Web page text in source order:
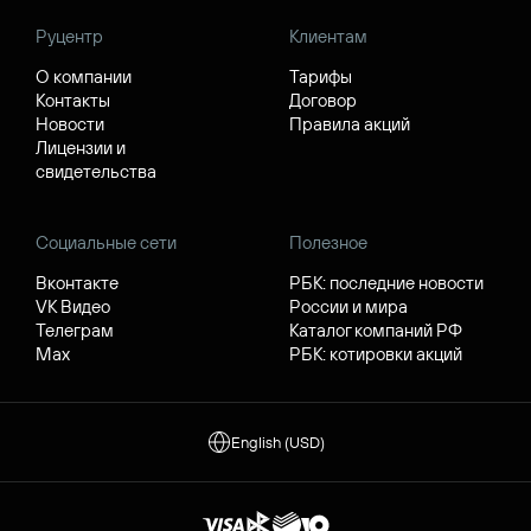
Руцентр
О компании
Контакты
Новости
Лицензии и
свидетельства
Клиентам
Тарифы
Договор
Правила акций
Социальные сети
Вконтакте
VK Видео
Телеграм
Max
Полезное
РБК: последние новости
России и мира
Каталог компаний РФ
РБК: котировки акций
English (USD)